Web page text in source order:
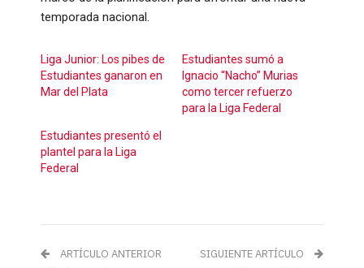
temporada nacional.
Liga Junior: Los pibes de
Estudiantes ganaron en
Mar del Plata
Estudiantes sumó a
Ignacio “Nacho” Murias
como tercer refuerzo
para la Liga Federal
Estudiantes presentó el
plantel para la Liga
Federal
ARTÍCULO ANTERIOR SIGUIENTE ARTÍCULO